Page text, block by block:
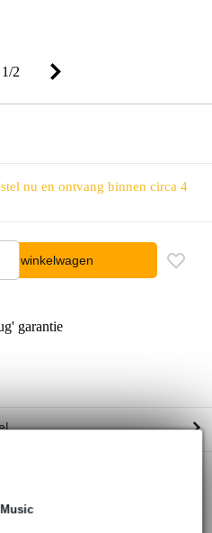
1/2
nu en ontvang binnen circa 4
In winkelwagen
garantie
de check